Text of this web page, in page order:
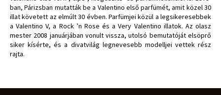
ban, Párizsban mutatták be a Valentino első parfümét, amit közel 30
illat követett az elmúlt 30 évben. Parfümjei közül a legsikeresebbek
a Valentino V, a Rock ’n Rose és a Very Valentino illatok. Az olasz
mester 2008 januárjában vonult vissza, utolsó bemutatóját elsöprő
siker kísérte, és a divatvilág legnevesebb modelljei vettek rész
rajta.